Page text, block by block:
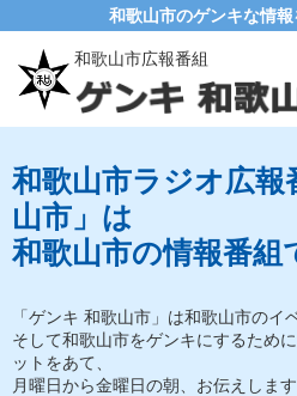
和歌山市のゲンキな情報
和歌山市広報番組
和歌山市ラジオ広報
山市」は
和歌山市の情報番組
「ゲンキ 和歌山市」は和歌山市のイ
そして和歌山市をゲンキにするため
ットをあて、
月曜日から金曜日の朝、お伝えします